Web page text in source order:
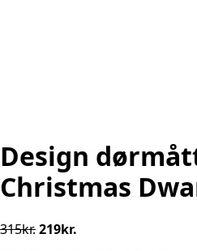
Design
Christmas
315kr.Den
219kr.